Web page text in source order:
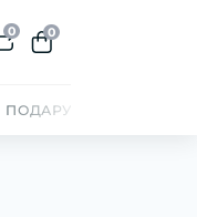
0 0
ПОДАРУНКОВІ